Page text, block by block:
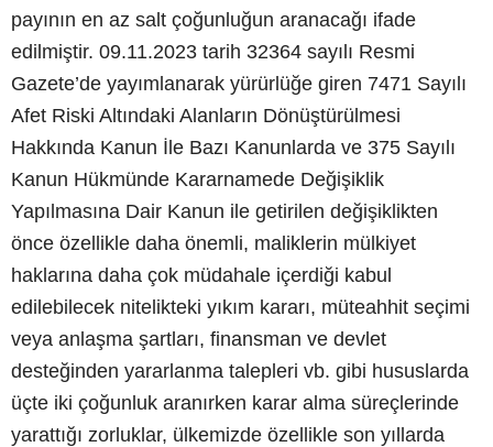
payının en az salt çoğunluğun aranacağı ifade
edilmiştir. 09.11.2023 tarih 32364 sayılı Resmi
Gazete’de yayımlanarak yürürlüğe giren 7471 Sayılı
Afet Riski Altındaki Alanların Dönüştürülmesi
Hakkında Kanun İle Bazı Kanunlarda ve 375 Sayılı
Kanun Hükmünde Kararnamede Değişiklik
Yapılmasına Dair Kanun ile getirilen değişiklikten
önce özellikle daha önemli, maliklerin mülkiyet
haklarına daha çok müdahale içerdiği kabul
edilebilecek nitelikteki yıkım kararı, müteahhit seçimi
veya anlaşma şartları, finansman ve devlet
desteğinden yararlanma talepleri vb. gibi hususlarda
üçte iki çoğunluk aranırken karar alma süreçlerinde
yarattığı zorluklar, ülkemizde özellikle son yıllarda